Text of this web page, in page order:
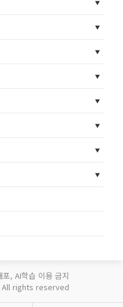
, AI학습 이용 금지
All rights reserved